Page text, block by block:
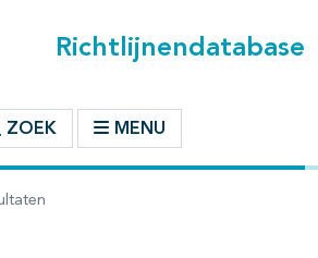
Richtlijnendatabase
ZOEK MENU